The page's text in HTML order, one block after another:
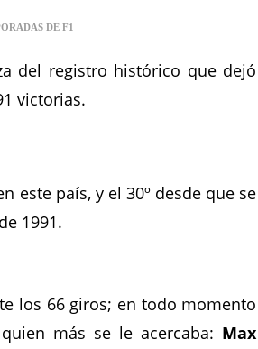
DE F1
del registro histórico que dejó
victorias.
este país, y el 30º desde que se
1991.
los 66 giros; en todo momento
más se le acercaba: Max